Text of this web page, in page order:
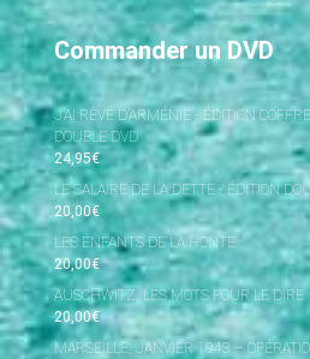
Commander un DVD
J’AI RÊVÉ D’ARMÉNIE - ÉDITION
DOUBLE DVD
24,95€
LE SALAIRE DE LA DETTE - ÉDITION
20,00€
LES ENFANTS DE LA HONTE
20,00€
AUSCHWITZ, LES MOTS POUR LE DIRE
20,00€
MARSEILLE, JANVIER 1943 –